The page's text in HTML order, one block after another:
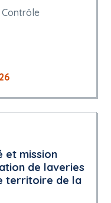
Contrôle
et mission
de laveries
territoire de la